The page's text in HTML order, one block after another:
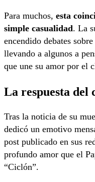
Para muchos, esta
simple casualidad. La
encendido debates
llevando a algunos a
que une su amor por el
La respuesta del
Tras la noticia de su
dedicó un emotivo
post publicado en sus
profundo amor que el
“Ciclón”.